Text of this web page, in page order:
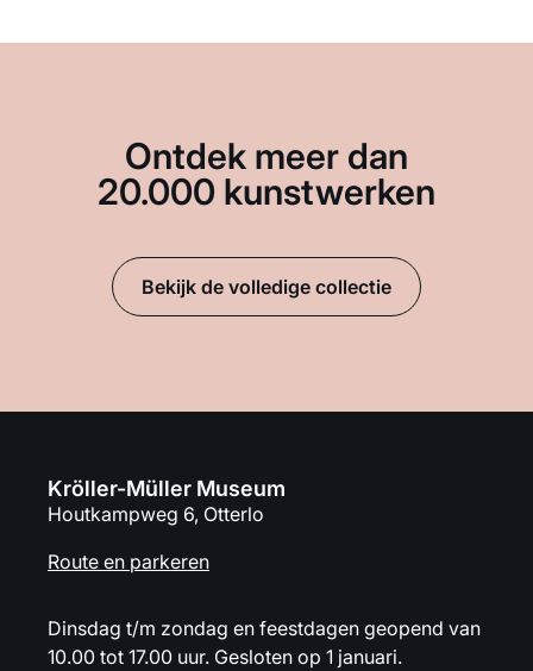
Ontdek meer dan
20.000 kunstwerken
Bekijk de volledige collectie
Kröller-Müller Museum
Houtkampweg 6, Otterlo
Route en parkeren
Dinsdag t/m zondag en feestdagen geopend van
10.00 tot 17.00 uur. Gesloten op 1 januari.